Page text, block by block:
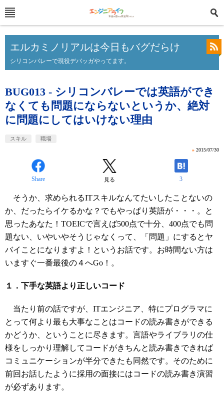
エルカミノリアルは今日もバグだらけ
シリコンバレーで現役デバッガやってます。
BUG013 - シリコンバレーでは英語ができ
なくても問題にならないというか、絶対
に問題にしてはいけない理由
スキル 職場
» 2015/07/30
Share 見る 3
そうか、求められるITスキルなんてたいしたことないの
か、だったらイケるかな？でもやっぱり英語が・・・。と
思ったあなた！TOEICで言えば500点で十分、400点でも問
題ない、いやいやそうじゃなくって、「問題」にするとヤ
バイことになりますよ！というお話です。お時間ない方は
いますぐ一番最後の４へGo！。
１．下手な英語より正しいコード
当たり前の話ですが、ITエンジニア、特にプログラマに
とって何より最も大事なことはコードの読み書きができる
かどうか、ということに尽きます。言語やライブラリの仕
様をしっかり理解してコードがきちんと読み書きできれば
コミュニケーションが半分できたも同然です。そのために
前回お話したように採用の面接にはコードの読み書き演習
が必ずあります。